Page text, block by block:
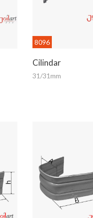
8096
Cilindar
31/31mm